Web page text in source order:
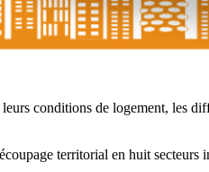
conditions de logement, les
territorial en huit secteurs